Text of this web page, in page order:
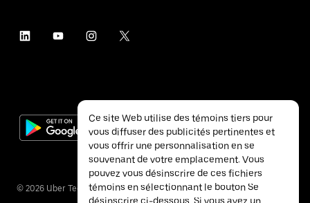
© 2026 Uber Technologies inc.
Ce site Web utilise des témoins tiers pour
vous diffuser des publicités pertinentes et
vous offrir une personnalisation en se
souvenant de votre emplacement. Vous
pouvez vous désinscrire de ces fichiers
témoins en sélectionnant le bouton Se